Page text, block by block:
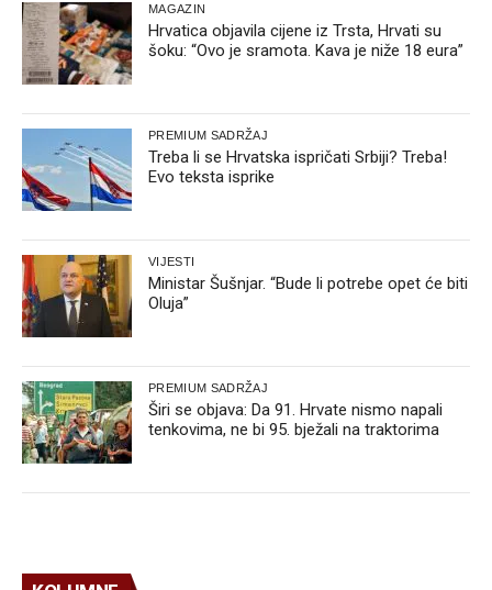
MAGAZIN
Hrvatica objavila cijene iz Trsta, Hrvati su
šoku: “Ovo je sramota. Kava je niže 18 eura”
PREMIUM SADRŽAJ
Treba li se Hrvatska ispričati Srbiji? Treba!
Evo teksta isprike
VIJESTI
Ministar Šušnjar. “Bude li potrebe opet će biti
Oluja”
PREMIUM SADRŽAJ
Širi se objava: Da 91. Hrvate nismo napali
tenkovima, ne bi 95. bježali na traktorima